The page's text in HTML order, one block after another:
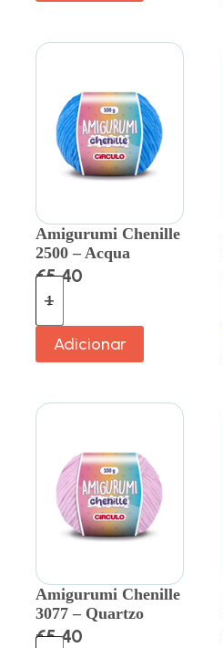
Amigurumi Chenille
2500 – Acqua
€5.40
Adicionar
Amigurumi Chenille
3077 – Quartzo
€5.40